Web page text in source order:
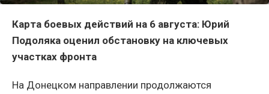
Карта боевых действий на 6 августа: Юрий
Подоляка оценил обстановку на ключевых
участках фронта
На Донецком направлении продолжаются